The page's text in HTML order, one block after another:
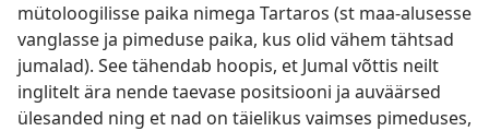
mütoloogilisse paika nimega Tartaros (st maa-alusesse
vanglasse ja pimeduse paika, kus olid vähem tähtsad
jumalad). See tähendab hoopis, et Jumal võttis neilt
inglitelt ära nende taevase positsiooni ja auväärsed
ülesanded ning et nad on täielikus vaimses pimeduses,